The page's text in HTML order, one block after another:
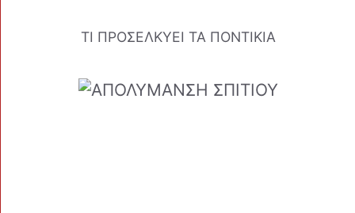
ΤΙ ΠΡΟΣΕΛΚΥΕΙ ΤΑ ΠΟΝΤΙΚΙΑ